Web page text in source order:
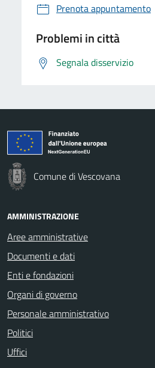
Prenota appuntamento
Problemi in città
Segnala disservizio
Comune di Vescovana
AMMINISTRAZIONE
Aree amministrative
Documenti e dati
Enti e fondazioni
Organi di governo
Personale amministrativo
Politici
Uffici